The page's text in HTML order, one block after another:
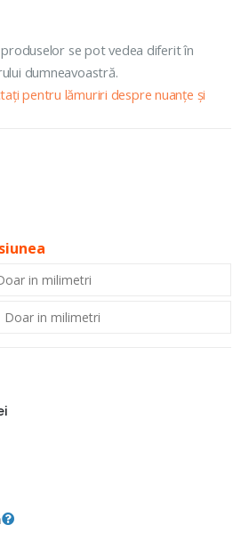
se pot vedea diferit în
dumneavoastră.
pentru lămuriri despre nuanțe și